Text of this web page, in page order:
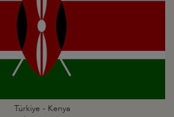
Türkiye - Kenya